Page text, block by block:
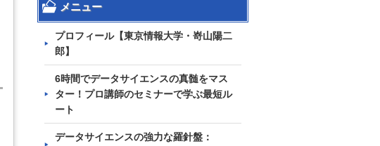
メニュー
プロフィール【東京情報大学・嵜山陽二
郎】
6時間でデータサイエンスの真髄をマス
ター！プロ講師のセミナーで学ぶ最短ル
ート
データサイエンスの強力な羅針盤：